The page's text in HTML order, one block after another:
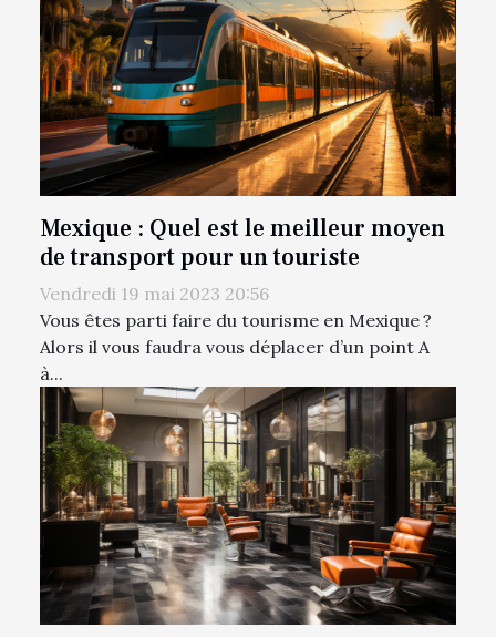
Mexique : Quel est le meilleur moyen
de transport pour un touriste
Vendredi 19 mai 2023 20:56
Vous êtes parti faire du tourisme en Mexique ?
Alors il vous faudra vous déplacer d’un point A
à...